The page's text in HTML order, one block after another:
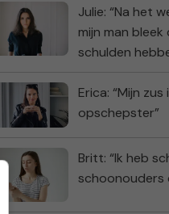
Julie: “Na het
mijn man
schulden
Erica: “Mijn
opschepster”
Britt: “Ik heb
schoonouders